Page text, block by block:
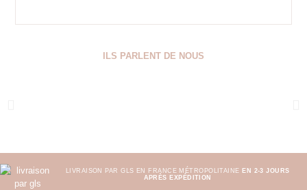
ILS PARLENT DE NOUS
LIVRAISON PAR GLS EN FRANCE MÉTROPOLITAINE EN 2-3 JOURS
APRÈS EXPÉDITION